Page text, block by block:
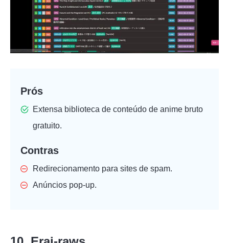
Prós
Extensa biblioteca de conteúdo de anime bruto
gratuito.
Contras
Redirecionamento para sites de spam.
Anúncios pop-up.